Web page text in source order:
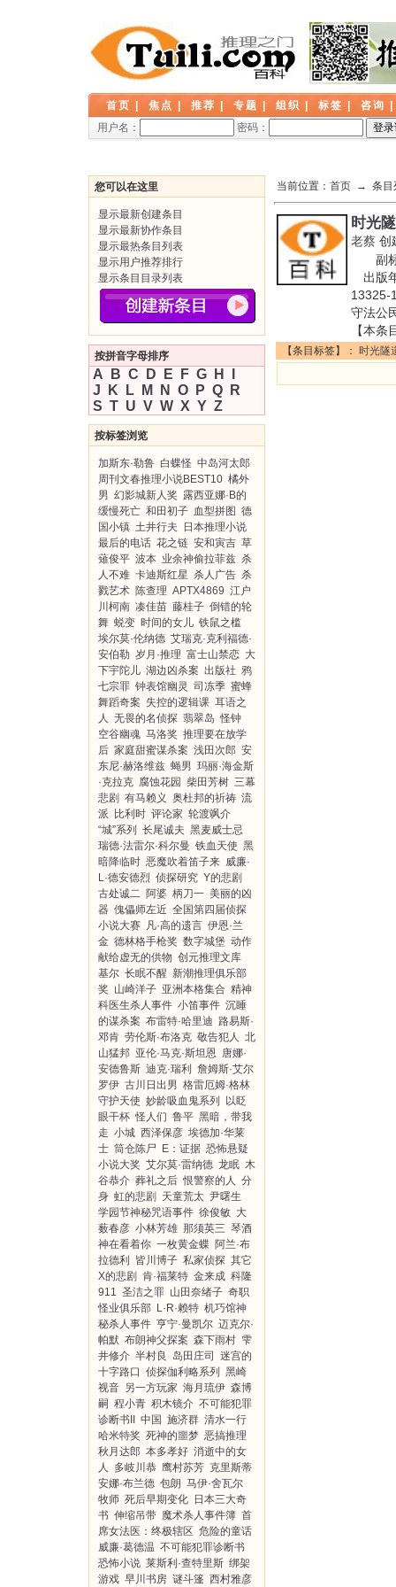
首页 焦点 推荐 专题 组织 标签 咨询
用户名：
密码：
您可以在这里
显示最新创建条目
显示最新协作条目
显示最热条目列表
显示用户推荐排行
显示条目目录列表
按拼音字母排序
A B C D E F G H
J
K L M N O P Q
R
S T U V W X Y Z
按标签浏览
加斯东·勒鲁 白蝶怪 中岛河太郎
周刊文春推理小说BEST10 橘外
男 幻影城新人奖 露西亚娜·B的
缓慢死亡 和田初子 血型拼图 德
国小镇 土井行夫
日本推理小说
最后的电话 花之链 安和寅吉 草
薙俊平 波本 业余神偷拉菲兹 杀
人不难 卡迪斯红星 杀人广告 杀
戮艺术 陈查理 APTX4869 江户
川柯南 凑佳苗 藤桂子 倒错的轮
舞 蜕变 时间的女儿 铁鼠之槛
埃尔莫·伦纳德 艾瑞克·克利福德·
安伯勒 岁月·推理 富士山禁恋 大
下宇陀儿 湖边凶杀案 出版社 鸦
七宗罪 钟表馆幽灵 司冻季 蜜蜂
舞蹈奇案 失控的逻辑课 耳语之
人 无畏的名侦探 翡翠岛 怪钟
空谷幽魂 马洛奖 推理要在放学
后 家庭甜蜜谋杀案 浅田次郎 安
东尼·赫洛维兹 蝇男 玛丽·海金斯
·克拉克 腐蚀花园 柴田芳树 三幕
悲剧 有马赖义 奥杜邦的祈祷 流
派
比利时 评论家 轮渡飒介
“城”系列
长尾诚夫 黑麦威士忌
瑞德·法雷尔·科尔曼 铁血天使 黑
暗降临时 恶魔吹着笛子来 威廉·
L·德安德烈 侦探研究 Y的悲剧
古处诚二 阿婆 柄刀一 美丽的凶
器 傀儡师左近 全国第四届侦探
小说大赛 凡·高的遗言 伊恩·兰
金 德林格手枪奖 数字城堡 动作
献给虚无的供物 创元推理文库
基尔 长眠不醒 新潮推理俱乐部
奖 山崎洋子 亚洲本格集合 精神
科医生杀人事件 小笛事件 沉睡
的谋杀案 布雷特·哈里迪 路易斯·
邓肯 劳伦斯·布洛克 敬告犯人 北
山猛邦 亚伦·马克·斯坦恩 唐娜·
安德鲁斯 迪克·瑞利
詹姆斯·艾尔
罗伊 古川日出男 格雷厄姆·格林
守护天使 妙龄吸血鬼系列
以眨
眼干杯 怪人们 鲁平 黑暗，带我
走 小城 西泽保彦 埃德加·华莱
士 筒仓陈尸 E：证据 恐怖悬疑
小说大奖 艾尔莫·雷纳德 龙眠 木
谷恭介 葬礼之后 恨警察的人 分
身 虹的悲剧 天童荒太 尹曙生
学园节神秘咒语事件 徐俊敏 大
薮春彦 小林芳雄 那须英三 琴酒
神在看着你 一枚黄金蝶 阿兰·布
拉德利
皆川博子 私家侦探 其它
X的悲剧 肯·福莱特 金来成 科隆
911 圣洁之罪 山田奈绪子 奇职
怪业俱乐部 L·R·赖特 机巧馆神
秘杀人事件 亨宁·曼凯尔 迈克尔·
帕默 布朗神父探案 森下雨村 雫
井修介 半村良 岛田庄司
迷宫的
十字路口 侦探伽利略系列
黑崎
视音 另一方玩家 海月琉伊 森博
嗣 程小青 积木镜介 不可能犯罪
诊断书II
中国 施济群 清水一行
哈米特奖 死神的噩梦 恶搞推理
秋月达郎 本多孝好 消逝中的女
人
多岐川恭 鹰村苏芳 克里斯蒂
安娜·布兰德 包朗 马伊·舍瓦尔
牧师 死后早期变化 日本三大奇
书 伸缩吊带 魔术杀人事件簿 首
席女法医：终极辖区 危险的童话
威廉·葛德温 不可能犯罪诊断书
恐怖小说 莱斯利·查特里斯 绑架
游戏 早川书房 谜斗篷 西村雅彦
当前位置： 首页 → 条目
时光
老蔡 创
副标
出版
守法公
【本条
【条目标签】： 时光隧